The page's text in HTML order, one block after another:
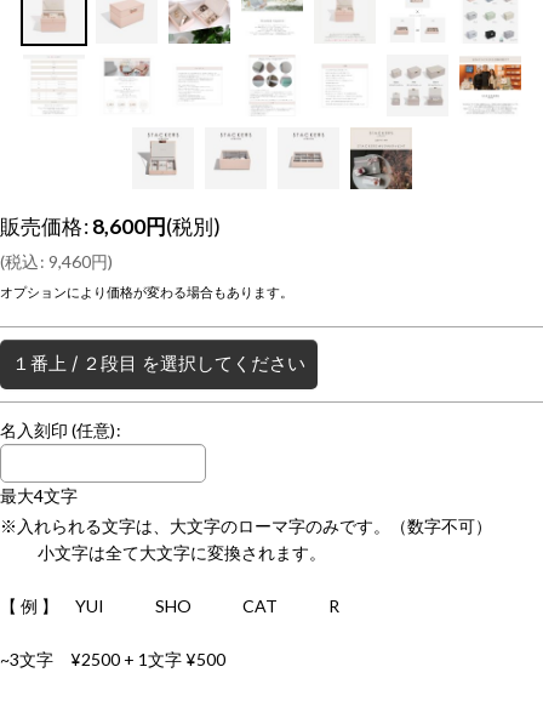
販売価格:8,600円(税別)
(税込: 9,460円)
オプションにより価格が変わる場合もあります。
１番上 / ２段目 を選択してください
名入刻印 (任意):
最大4文字
※入れられる文字は、大文字のローマ字のみです。（数字不可）
小文字は全て大文字に変換されます。
【 例 】 YUI SHO CAT R
~3文字 ¥2500 + 1文字 ¥500